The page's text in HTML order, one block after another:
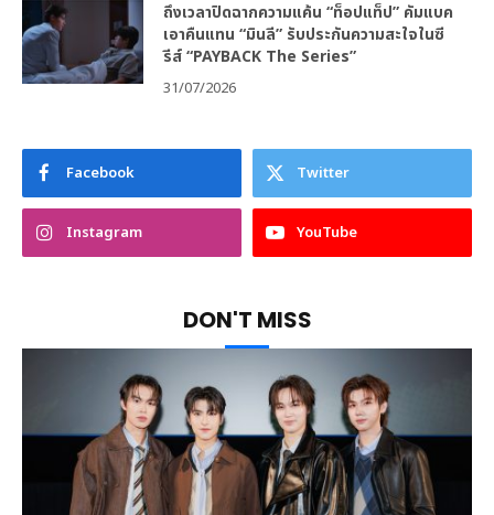
ถึงเวลาปิดฉากความแค้น “ท็อปแท็ป” คัมแบค
เอาคืนแทน “มินลี” รับประกันความสะใจในซี
รีส์ “PAYBACK The Series”
31/07/2026
Facebook Twitter
Instagram YouTube
DON'T MISS